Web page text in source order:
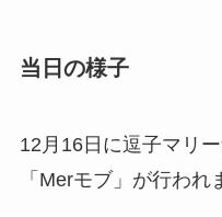
当日の様子
12月16日に逗子マリ
「Merモブ」が行われ